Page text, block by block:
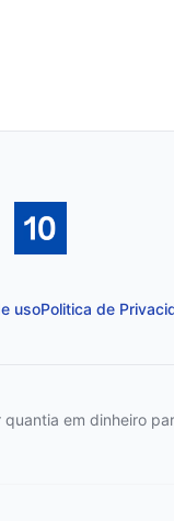
usoPolitica de
em dinheiro